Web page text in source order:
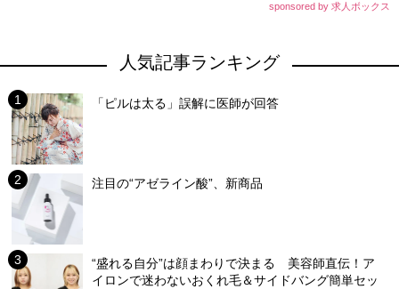
sponsored by 求人ボックス
人気記事ランキング
「ピルは太る」誤解に医師が回答
注目の“アゼライン酸”、新商品
“盛れる自分”は顔まわりで決まる 美容師直伝！ア
イロンで迷わないおくれ毛＆サイドバング簡単セッ